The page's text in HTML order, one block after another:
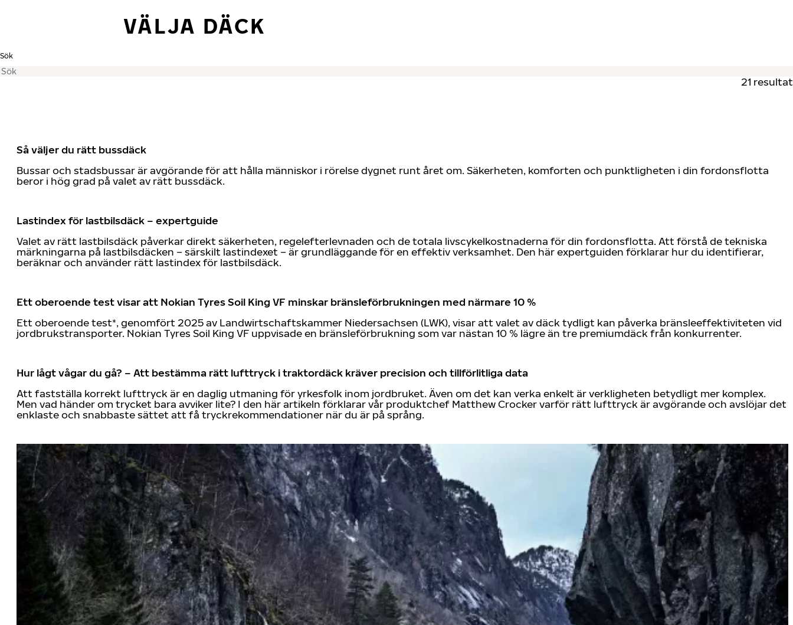
VÄLJA DÄCK
Sök
21 resultat
Så väljer du rätt bussdäck
Bussar och stadsbussar är avgörande för att hålla människor i rörelse dygnet runt året om. Säkerheten, komforten och punktligheten i din fordonsflotta
beror i hög grad på valet av rätt bussdäck.
Lastindex för lastbilsdäck – expertguide
Valet av rätt lastbilsdäck påverkar direkt säkerheten, regelefterlevnaden och de totala livscykelkostnaderna för din fordonsflotta. Att förstå de tekniska
märkningarna på lastbilsdäcken – särskilt lastindexet – är grundläggande för en effektiv verksamhet. Den här expertguiden förklarar hur du identifierar,
beräknar och använder rätt lastindex för lastbilsdäck.
Ett oberoende test visar att Nokian Tyres Soil King VF minskar bränsleförbrukningen med närmare 10 %
Ett oberoende test*, genomfört 2025 av Landwirtschaftskammer Niedersachsen (LWK), visar att valet av däck tydligt kan påverka bränsleeffektiviteten vid
jordbrukstransporter. Nokian Tyres Soil King VF uppvisade en bränsleförbrukning som var nästan 10 % lägre än tre premiumdäck från konkurrenter.
Hur lågt vågar du gå? – Att bestämma rätt lufttryck i traktordäck kräver precision och tillförlitliga data
Att fastställa korrekt lufttryck är en daglig utmaning för yrkesfolk inom jordbruket. Även om det kan verka enkelt är verkligheten betydligt mer komplex.
Men vad händer om trycket bara avviker lite? I den här artikeln förklarar vår produktchef Matthew Crocker varför rätt lufttryck är avgörande och avslöjar det
enklaste och snabbaste sättet att få tryckrekommendationer när du är på språng.